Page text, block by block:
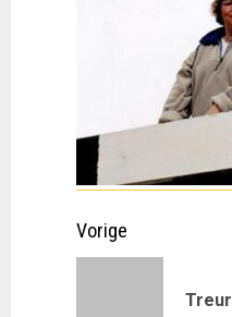
Doorgaan
Vorige